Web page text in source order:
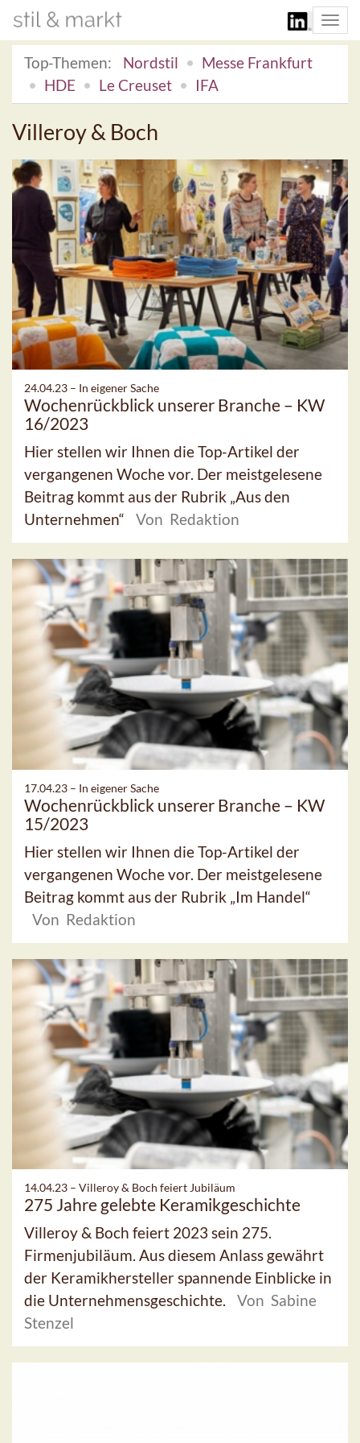
Top-Themen:
Nordstil
Messe Frankfurt
HDE
Le Creuset IFA
Villeroy & Boch
24.04.23 – In eigener Sache
Wochenrückblick unserer Branche – KW
16/2023
Hier stellen wir Ihnen die Top-Artikel der
vergangenen Woche vor. Der meistgelesene
Beitrag kommt aus der Rubrik „Aus den
Unternehmen“
Von Redaktion
17.04.23 – In eigener Sache
Wochenrückblick unserer Branche – KW
15/2023
Hier stellen wir Ihnen die Top-Artikel der
vergangenen Woche vor. Der meistgelesene
Beitrag kommt aus der Rubrik „Im Handel“
Von Redaktion
14.04.23 – Villeroy & Boch feiert Jubiläum
275 Jahre gelebte Keramikgeschichte
Villeroy & Boch feiert 2023 sein 275.
Firmenjubiläum. Aus diesem Anlass gewährt
der Keramikhersteller spannende Einblicke in
die Unternehmensgeschichte.
Von Sabine
Stenzel